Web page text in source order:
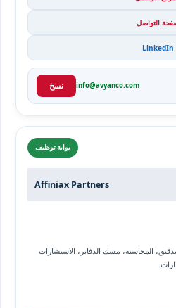
التواصل
LinkedIn
info@avyanco.com نسخ
بوابة توظيف
Affiniax Partners
المحاسبة، مسك الدفاتر، الاستشارات